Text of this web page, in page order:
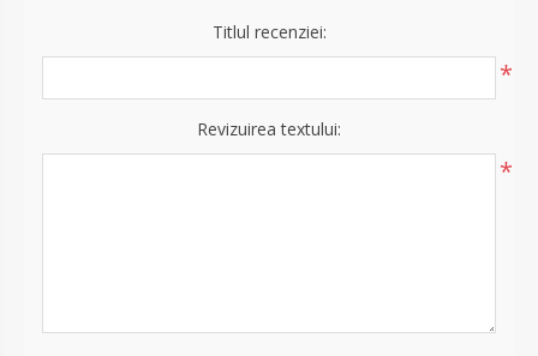
Titlul recenziei:
*
Revizuirea textului:
*